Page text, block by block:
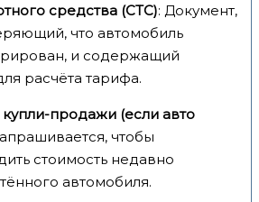
средства (СТС): Документ,
что автомобиль
и содержащий
расчёта тарифа.
продажи (если авто
чтобы
стоимость недавно
автомобиля.